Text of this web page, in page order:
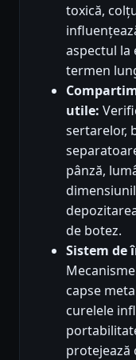
toxică,
aspectul la
termen
utile:
sertarelor,
pânză,
de botez.
Sistem de
capse
curelele